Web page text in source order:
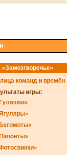
«Замозгворечье»
команд и времён
игры: